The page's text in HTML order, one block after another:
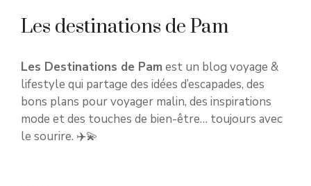
Les destinations de Pam
Les Destinations de Pam est un blog voyage &
lifestyle qui partage des idées d’escapades, des
bons plans pour voyager malin, des inspirations
mode et des touches de bien-être… toujours avec
le sourire. ✈️💫